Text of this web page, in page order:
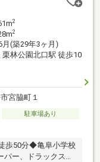
2
2
月(築29年3ヶ月)
栗林公園北口駅 徒歩10
宮脇町１
駐車場あり
歩50分◆亀阜小学校
ー、ドラックスト